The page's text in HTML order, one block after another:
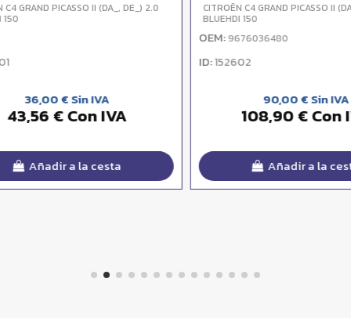
GRAND PICASSO II (DA_, DE_) 2.0
36,00 € Sin IVA
€ Con IVA
Añadir a la cesta
CITROËN C4 GRAND PICASSO II
BLUEHDI 150
OEM:9676036480
ID:152602
90,00 € Sin IVA
108,90 € Con
Añadir a la cesta